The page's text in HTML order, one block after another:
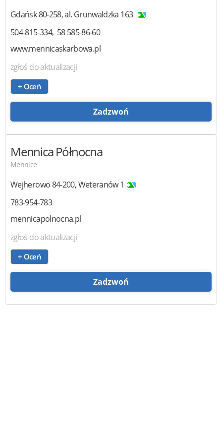
Gdańsk80-258,al. Grunwaldzka 163
504-815-334 58 585-86-60
www.mennicaskarbowa.pl
zgłoś do aktualizacji
+ Oceń
Zadzwoń
Mennica Północna
Mennice
Wejherowo84-200,Weteranów 1
783-954-783
mennicapolnocna.pl
zgłoś do aktualizacji
+ Oceń
Zadzwoń